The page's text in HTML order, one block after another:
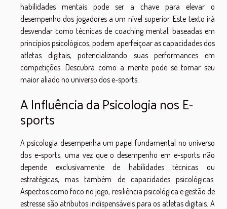
habilidades mentais pode ser a chave para elevar o
desempenho dos jogadores a um nível superior. Este texto irá
desvendar como técnicas de coaching mental, baseadas em
princípios psicológicos, podem aperfeiçoar as capacidades dos
atletas digitais, potencializando suas performances em
competições. Descubra como a mente pode se tornar seu
maior aliado no universo dos e-sports.
A Influência da Psicologia nos E-
sports
A psicologia desempenha um papel fundamental no universo
dos e-sports, uma vez que o desempenho em e-sports não
depende exclusivamente de habilidades técnicas ou
estratégicas, mas também de capacidades psicológicas.
Aspectos como foco no jogo, resiliência psicológica e gestão de
estresse são atributos indispensáveis para os atletas digitais. A